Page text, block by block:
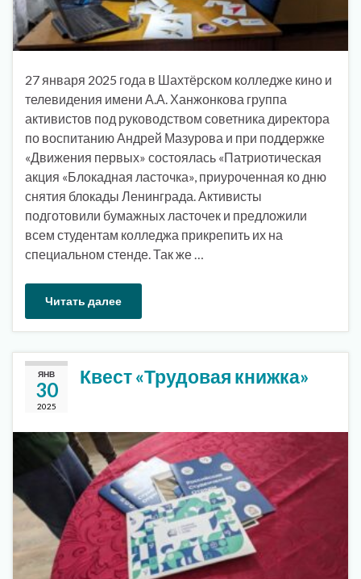
27 января 2025 года в Шахтёрском колледже кино и
телевидения имени А.А. Ханжонкова группа
активистов под руководством советника директора
по воспитанию Андрей Мазурова и при поддержке
«Движения первых» состоялась «Патриотическая
акция «Блокадная ласточка», приуроченная ко дню
снятия блокады Ленинграда. Активисты
подготовили бумажных ласточек и предложили
всем студентам колледжа прикрепить их на
специальном стенде. Так же …
Читать далее
ЯНВ
30
2025
Квест «Трудовая книжка»